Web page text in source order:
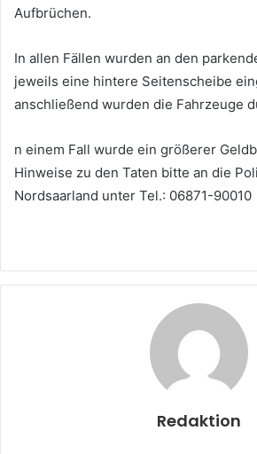
Aufbrüchen.
In allen Fällen wurden an den
jeweils eine hintere Seitenscheibe
anschließend wurden die Fahrzeuge
n einem Fall wurde ein größerer
Hinweise zu den Taten bitte an die
Nordsaarland unter Tel.: 06871-90010
Redaktion